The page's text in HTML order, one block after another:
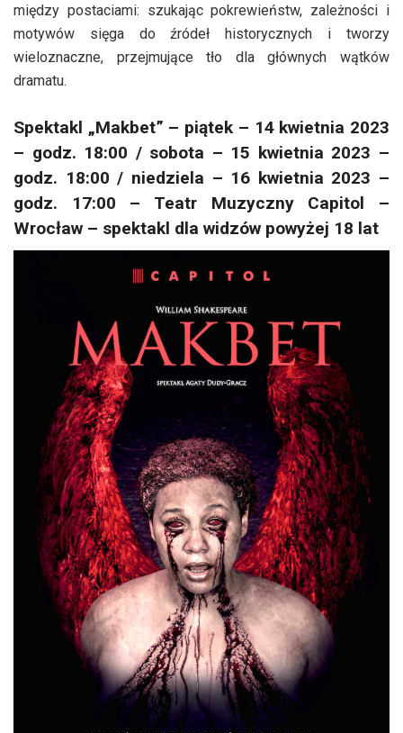
między postaciami: szukając pokrewieństw, zależności i
motywów sięga do źródeł historycznych i tworzy
wieloznaczne, przejmujące tło dla głównych wątków
dramatu.
Spektakl „Makbet” – piątek – 14 kwietnia 2023
– godz. 18:00 / sobota – 15 kwietnia 2023 –
godz. 18:00 / niedziela – 16 kwietnia 2023 –
godz. 17:00 – Teatr Muzyczny Capitol –
Wrocław – spektakl dla widzów powyżej 18 lat